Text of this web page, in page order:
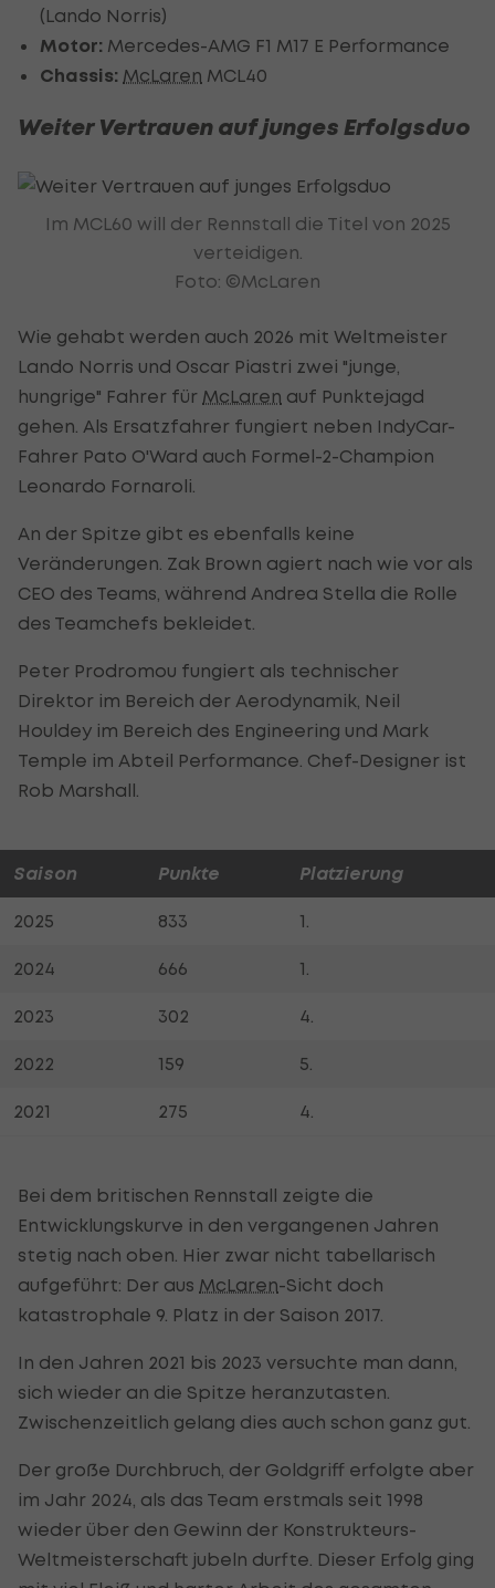
(Lando Norris)
Motor: Mercedes-AMG F1 M17 E Performance
Chassis: McLaren MCL40
Weiter Vertrauen auf junges Erfolgsduo
Im MCL60 will der Rennstall die Titel von 2025
verteidigen.
Foto: ©McLaren
Wie gehabt werden auch 2026 mit Weltmeister
Lando Norris und Oscar Piastri zwei "junge,
hungrige" Fahrer für McLaren auf Punktejagd
gehen. Als Ersatzfahrer fungiert neben IndyCar-
Fahrer Pato O'Ward auch Formel-2-Champion
Leonardo Fornaroli.
An der Spitze gibt es ebenfalls keine
Veränderungen. Zak Brown agiert nach wie vor als
CEO des Teams, während Andrea Stella die Rolle
des Teamchefs bekleidet.
Peter Prodromou fungiert als technischer
Direktor im Bereich der Aerodynamik, Neil
Houldey im Bereich des Engineering und Mark
Temple im Abteil Performance. Chef-Designer ist
Rob Marshall.
Saison Punkte Platzierung
2025 833 1.
2024 666 1.
2023 302 4.
2022 159 5.
2021 275 4.
Bei dem britischen Rennstall zeigte die
Entwicklungskurve in den vergangenen Jahren
stetig nach oben. Hier zwar nicht tabellarisch
aufgeführt: Der aus McLaren-Sicht doch
katastrophale 9. Platz in der Saison 2017.
In den Jahren 2021 bis 2023 versuchte man dann,
sich wieder an die Spitze heranzutasten.
Zwischenzeitlich gelang dies auch schon ganz gut.
Der große Durchbruch, der Goldgriff erfolgte aber
im Jahr 2024, als das Team erstmals seit 1998
wieder über den Gewinn der Konstrukteurs-
Weltmeisterschaft jubeln durfte. Dieser Erfolg ging